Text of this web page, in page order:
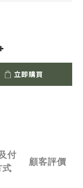
立即購買
付
式
顧客評價